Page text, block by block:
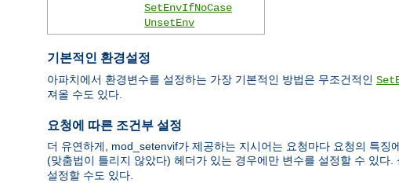
SetEnvIfNoCase
UnsetEnv
기본적인 환경설정
아파치에서 환경변수를 설정하는 가장 기본적인 방법은 무조건적인
져올 수도 있다.
요청에 따른 조건부 설정
더 유연하게, mod_setenvif가 제공하는 지시어는 요청마다 요청의 특
(맞춤법이 틀리지 않았다) 헤더가 있는 경우에만 변수를 설정할 수 있다.
설정할 수도 있다.